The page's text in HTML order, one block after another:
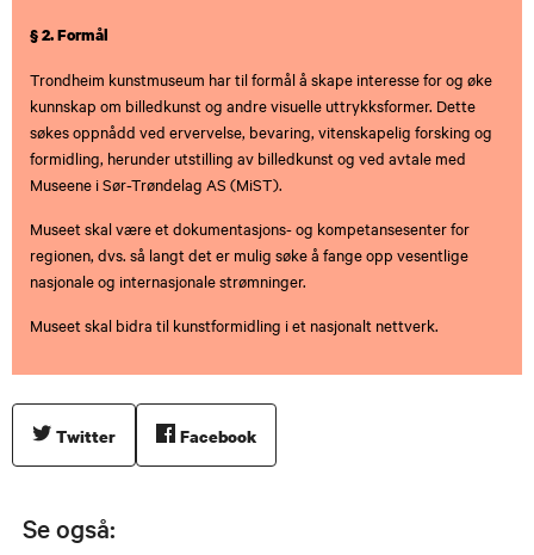
§ 2. Formål
Trondheim kunstmuseum har til formål å skape interesse for og øke
kunnskap om billedkunst og andre visuelle uttrykksformer. Dette
søkes oppnådd ved ervervelse, bevaring, vitenskapelig forsking og
formidling, herunder utstilling av billedkunst og ved avtale med
Museene i Sør-Trøndelag AS (MiST).
Museet skal være et dokumentasjons- og kompetansesenter for
regionen, dvs. så langt det er mulig søke å fange opp vesentlige
nasjonale og internasjonale strømninger.
Museet skal bidra til kunstformidling i et nasjonalt nettverk.
Twitter Facebook
Se også: